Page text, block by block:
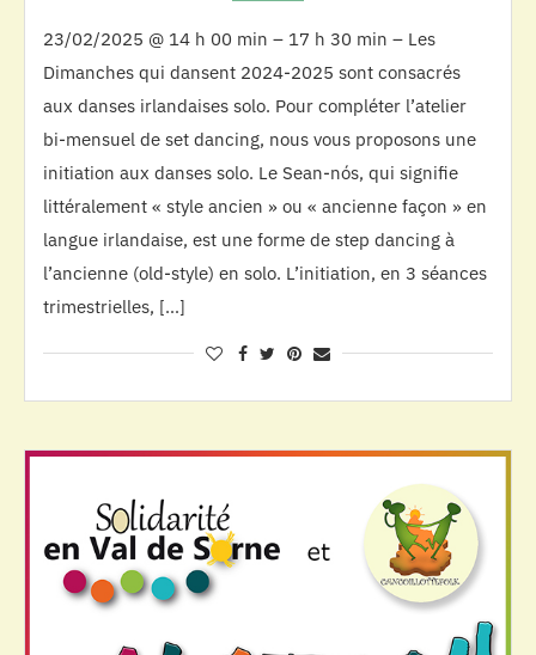
23/02/2025 @ 14 h 00 min – 17 h 30 min – Les
Dimanches qui dansent 2024-2025 sont consacrés
aux danses irlandaises solo. Pour compléter l’atelier
bi-mensuel de set dancing, nous vous proposons une
initiation aux danses solo. Le Sean-nós, qui signifie
littéralement « style ancien » ou « ancienne façon » en
langue irlandaise, est une forme de step dancing à
l’ancienne (old-style) en solo. L’initiation, en 3 séances
trimestrielles, […]